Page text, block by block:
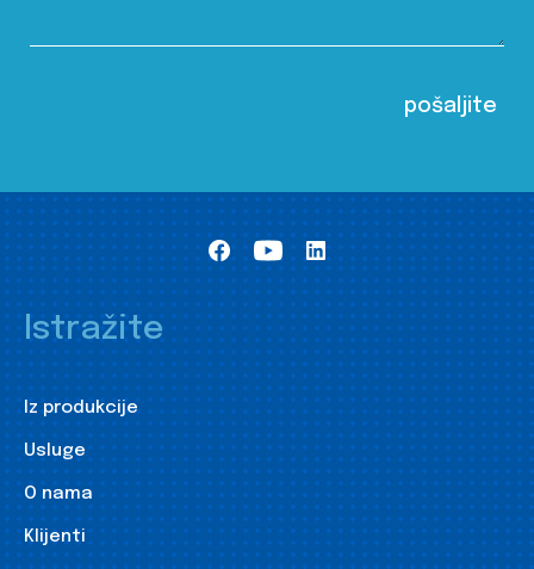
Istražite
Iz produkcije
Usluge
O nama
Klijenti